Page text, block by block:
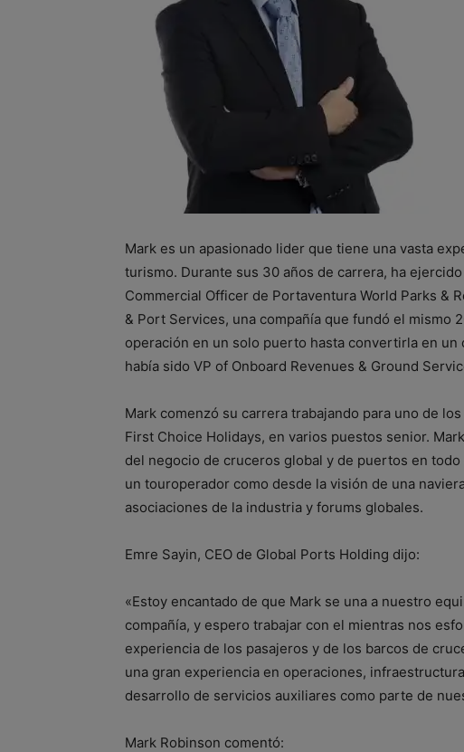
Mark es un apasionado lider que tiene una vasta
turismo. Durante sus 30 años de carrera, ha
Commercial Officer de Portaventura World Parks &
& Port Services, una compañía que fundó el mismo
operación en un solo puerto hasta convertirla en
había sido VP of Onboard Revenues & Ground
Mark comenzó su carrera trabajando para uno de
First Choice Holidays, en varios puestos senior.
del negocio de cruceros global y de puertos en
un touroperador como desde la visión de una
asociaciones de la industria y forums globales.
Emre Sayin, CEO de Global Ports Holding dijo:
«Estoy encantado de que Mark se una a nuestro
compañía, y espero trabajar con el mientras nos
experiencia de los pasajeros y de los barcos de
una gran experiencia en operaciones,
desarrollo de servicios auxiliares como parte de
Mark Robinson comentó: